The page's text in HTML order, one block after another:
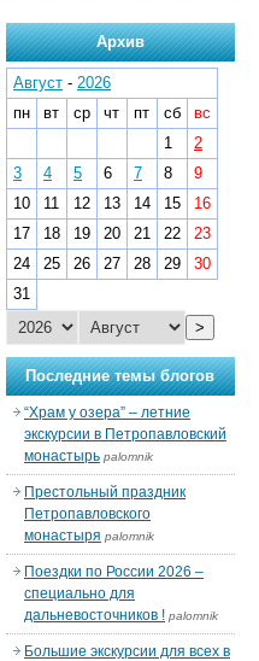
Архив
Август - 2026
пн
вт ср чт пт сб
вс
1
2
3
4 5 6 7 8
9
10
11 12 13 14 15
16
17
18 19 20 21 22
23
24
25 26 27 28 29
30
31
>
Последние темы блогов
“Храм у озера” – летние
экскурсии в Петропавловский
монастырь palomnik
Престольный праздник
Петропавловского
монастыря palomnik
Поездки по России 2026 –
специально для
дальневосточников ! palomnik
Большие экскурсии для всех в